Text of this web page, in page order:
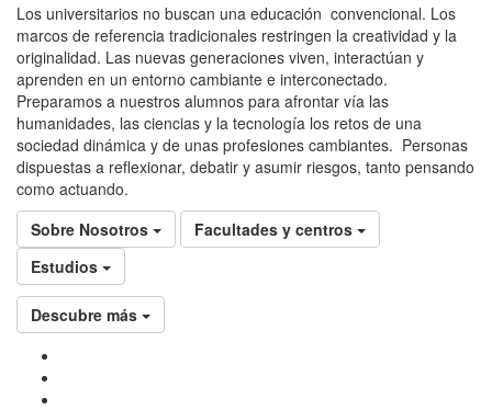
Los universitarios no buscan una educación convencional. Los
marcos de referencia tradicionales restringen la creatividad y la
originalidad. Las nuevas generaciones viven, interactúan y
aprenden en un entorno cambiante e interconectado.
Preparamos a nuestros alumnos para afrontar vía las
humanidades, las ciencias y la tecnología los retos de una
sociedad dinámica y de unas profesiones cambiantes. Personas
dispuestas a reflexionar, debatir y asumir riesgos, tanto pensando
como actuando.
Sobre Nosotros
Facultades y centros
Estudios
Descubre más